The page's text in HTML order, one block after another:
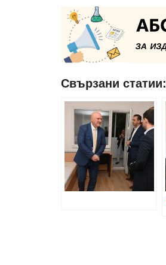
Свързани статии: